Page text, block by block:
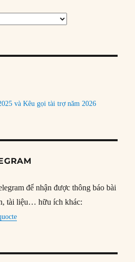
và Kêu gọi tài trợ năm 2026
để nhận được thông báo bài
tài liệu… hữu ích khác: